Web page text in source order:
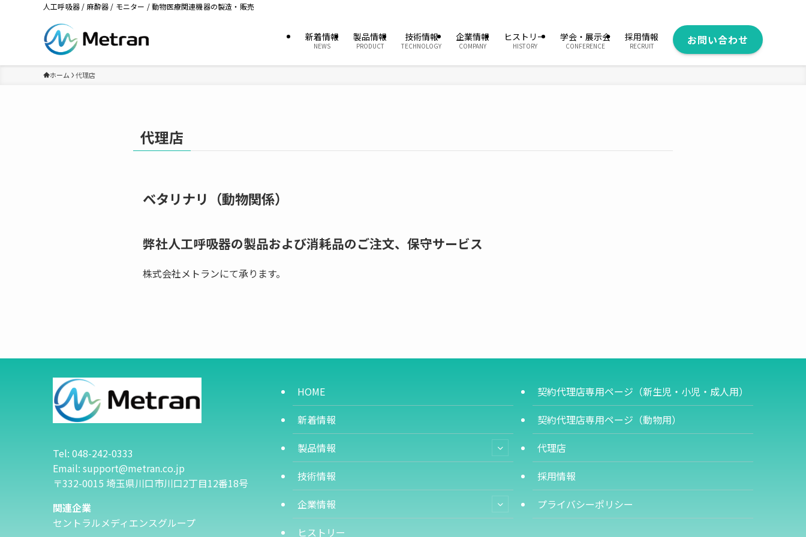
人工呼吸器 / 麻酔器 / モニター / 動物医療関連機器の製造・販売
新着情報
NEWS
製品情報
PRODUCT
技術情報
TECHNOLOGY
企業情報
COMPANY
ヒストリー
HISTORY
学会・展示会
CONFERENCE
採用情報
RECRUIT お問い合わせ
ホーム 代理店
代理店
ベタリナリ（動物関係）
弊社人工呼吸器の製品および消耗品のご注文、保守サービス
株式会社メトランにて承ります。
Tel: 048-242-0333
Email: support@metran.co.jp
〒332-0015 埼玉県川口市川口2丁目12番18号
関連企業
セントラルメディエンスグループ
HOME
新着情報
製品情報
技術情報
企業情報
ヒストリー
契約代理店専用ページ（新生児・小児・成人用）
契約代理店専用ページ（動物用）
代理店
採用情報
プライバシーポリシー